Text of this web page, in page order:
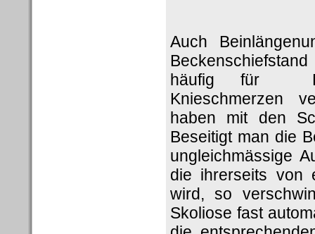
Auch
häufig für
Knieschmerzen
haben mit den
Beseitigt man die
ungleichmässige
die ihrerseits von
wird, so
Skoliose fast